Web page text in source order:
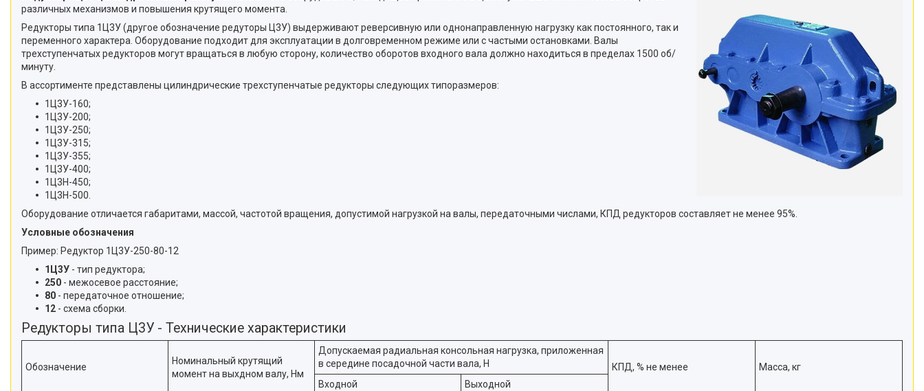
различных механизмов и повышения крутящего момента.
Редукторы типа 1Ц3У (другое обозначение редуторы Ц3У) выдерживают реверсивную или однонаправленную нагрузку как постоянного, так и
переменного характера. Оборудование подходит для эксплуатации в долговременном режиме или с частыми остановками. Валы
трехступенчатых редукторов могут вращаться в любую сторону, количество оборотов входного вала должно находиться в пределах 1500 об/
минуту.
В ассортименте представлены цилиндрические трехступенчатые редукторы следующих типоразмеров:
1Ц3У-160;
1Ц3У-200;
1Ц3У-250;
1Ц3У-315;
1Ц3У-355;
1Ц3У-400;
1Ц3Н-450;
1Ц3Н-500.
Оборудование отличается габаритами, массой, частотой вращения, допустимой нагрузкой на валы, передаточными числами, КПД редукторов составляет не менее 95%.
Условные обозначения
Пример: Редуктор 1Ц3У-250-80-12
1Ц3У - тип редуктора;
250 - межосевое расстояние;
80 - передаточное отношение;
12 - схема сборки.
Редукторы типа Ц3У - Технические характеристики
Обозначение
Номинальный крутящий
момент на выхдном валу, Нм
Допускаемая радиальная консольная нагрузка, приложенная
в середине посадочной части вала, Н
КПД, % не менее
Масса, кг
Входной
Выходной